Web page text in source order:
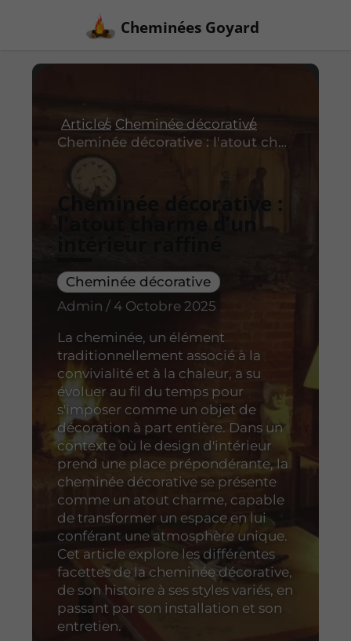
Cheminées Goyard
Articles Cheminée décorative
Cheminée décorative : l'atout charme d’un intérieur raffiné
Cheminée décorative :
Cheminée décorative
Admin / 4 Octobre 2025
La cheminée, un élément
traditionnellement associé à la
convivialité et à la chaleur, a su
évoluer au fil du temps pour
s'imposer comme un objet de
décoration à part entière. Dans un
contexte où le design d'intérieur
prend une place prépondérante, la
cheminée décorative se présente
comme un atout charme, capable
de transformer un espace en lui
conférant une atmosphère unique.
Cet article explore les différentes
facettes de la cheminée décorative,
de son histoire à ses styles variés, en
passant par son installation et son
entretien.